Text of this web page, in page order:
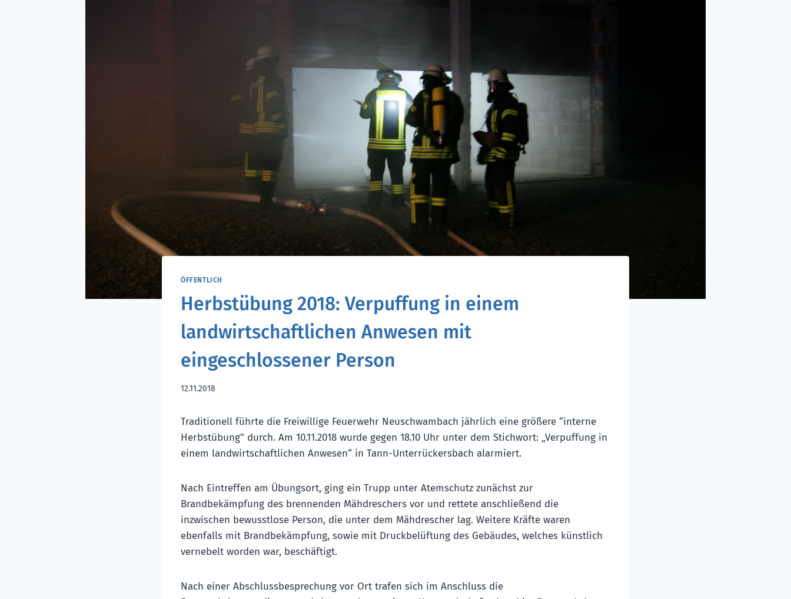
ÖFFENTLICH
Herbstübung 2018: Verpuffung in einem
landwirtschaftlichen Anwesen mit
eingeschlossener Person
12.11.2018
Traditionell führte die Freiwillige Feuerwehr Neuschwambach jährlich eine größere “interne
Herbstübung” durch. Am 10.11.2018 wurde gegen 18.10 Uhr unter dem Stichwort: „Verpuffung in
einem landwirtschaftlichen Anwesen“ in Tann-Unterrückersbach alarmiert.
Nach Eintreffen am Übungsort, ging ein Trupp unter Atemschutz zunächst zur
Brandbekämpfung des brennenden Mähdreschers vor und rettete anschließend die
inzwischen bewusstlose Person, die unter dem Mähdrescher lag. Weitere Kräfte waren
ebenfalls mit Brandbekämpfung, sowie mit Druckbelüftung des Gebäudes, welches künstlich
vernebelt worden war, beschäftigt.
Nach einer Abschlussbesprechung vor Ort trafen sich im Anschluss die